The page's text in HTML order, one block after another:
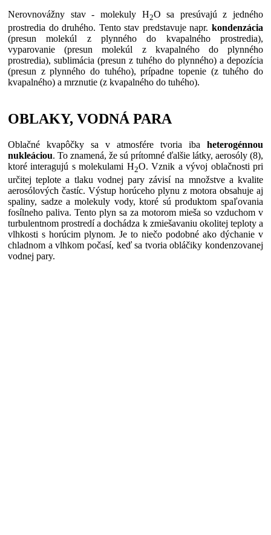
Nerovnovážny stav - molekuly H2O sa presúvajú z jedného
prostredia do druhého. Tento stav predstavuje napr. kondenzácia
(presun molekúl z plynného do kvapalného prostredia),
vyparovanie (presun molekúl z kvapalného do plynného
prostredia), sublimácia (presun z tuhého do plynného) a depozícia
(presun z plynného do tuhého), prípadne topenie (z tuhého do
kvapalného) a mrznutie (z kvapalného do tuhého).
OBLAKY, VODNÁ PARA
Oblačné kvapôčky sa v atmosfére tvoria iba heterogénnou
nukleáciou. To znamená, že sú prítomné ďalšie látky, aerosóly (8),
ktoré interagujú s molekulami H2O. Vznik a vývoj oblačnosti pri
určitej teplote a tlaku vodnej pary závisí na množstve a kvalite
aerosólových častíc. Výstup horúceho plynu z motora obsahuje aj
spaliny, sadze a molekuly vody, ktoré sú produktom spaľovania
fosílneho paliva. Tento plyn sa za motorom mieša so vzduchom v
turbulentnom prostredí a dochádza k zmiešavaniu okolitej teploty a
vlhkosti s horúcim plynom. Je to niečo podobné ako dýchanie v
chladnom a vlhkom počasí, keď sa tvoria obláčiky kondenzovanej
vodnej pary.